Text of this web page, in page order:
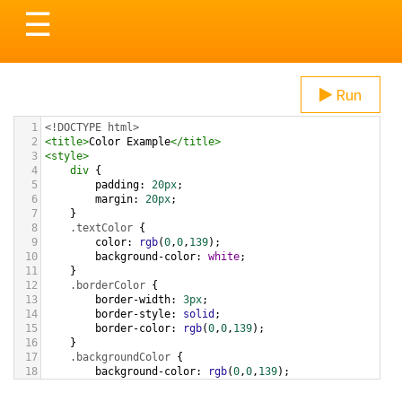
Toggle
navigation
☰
Run
1 <!DOCTYPE html>
2
<title>Color Example</title>
3 <style>
4
div {
5
padding: 20px;
6
margin: 20px;
7
}
8
.textColor {
9
color: rgb(0,0, 139);
10
background-color: white;
11
}
12
.borderColor {
13
border-width: 3px;
14
border-style: solid ;
15
border-color: rgb(0,0, 139);
16
}
17
.backgroundColor {
18
background-color: rgb(0,0, 139);